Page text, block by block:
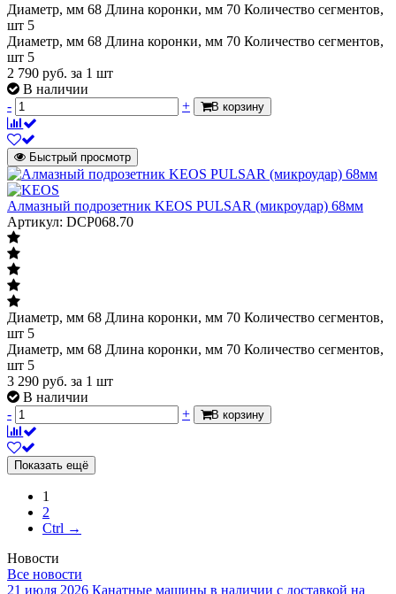
Диаметр, мм 68 Длина коронки, мм 70 Количество сегментов,
шт 5
Диаметр, мм 68 Длина коронки, мм 70 Количество сегментов,
шт 5
2 790 руб. за 1 шт
В наличии
-
+ В корзину
Быстрый просмотр
Алмазный подрозетник KEOS PULSAR (микроудар) 68мм
Артикул: DCP068.70
Диаметр, мм 68 Длина коронки, мм 70 Количество сегментов,
шт 5
Диаметр, мм 68 Длина коронки, мм 70 Количество сегментов,
шт 5
3 290 руб. за 1 шт
В наличии
-
+ В корзину
Показать ещё
1
2
Ctrl →
Новости
Все новости
21 июля 2026 Канатные машины в наличии с доставкой на